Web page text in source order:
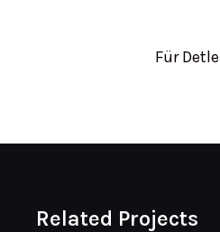
Für
Related Projects